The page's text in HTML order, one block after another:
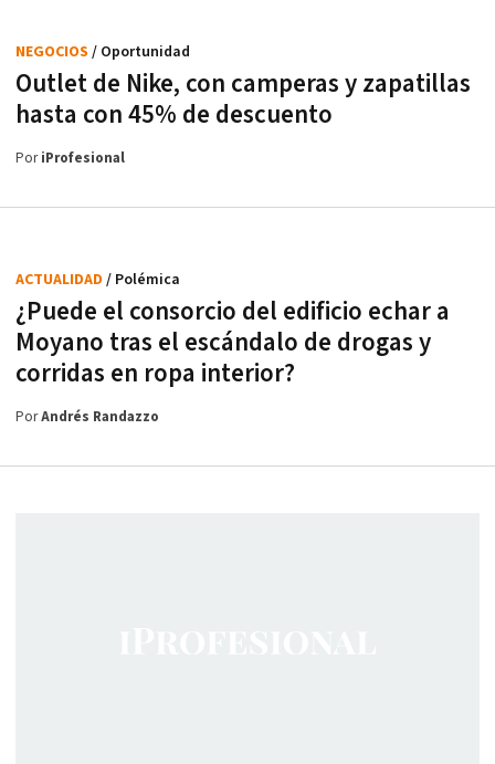
Outlet de Nike, con camperas y zapatillas
hasta con 45% de descuento
NEGOCIOS / Oportunidad
PoriProfesional
¿Puede el consorcio del edificio echar a
Moyano tras el escándalo de drogas y
corridas en ropa interior?
ACTUALIDAD / Polémica
PorAndrés Randazzo